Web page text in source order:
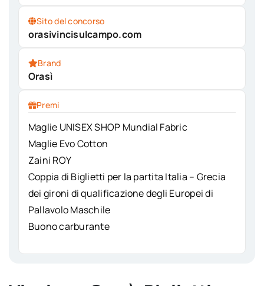
Sito del concorso
orasivincisulcampo.com
Brand
Orasì
Premi
Maglie UNISEX SHOP Mundial Fabric
Maglie Evo Cotton
Zaini ROY
Coppia di Biglietti per la partita Italia – Grecia
dei gironi di qualificazione degli Europei di
Pallavolo Maschile
Buono carburante